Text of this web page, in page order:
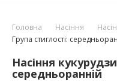
Головна Насіння
Група стиглості:
Насіння
середньоранній